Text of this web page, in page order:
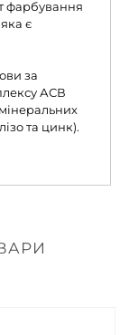
фарбування
є
за
АСВ
та цинк).